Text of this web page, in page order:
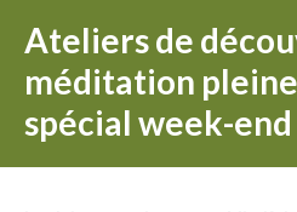
Ateliers de
méditation
spécial week-end